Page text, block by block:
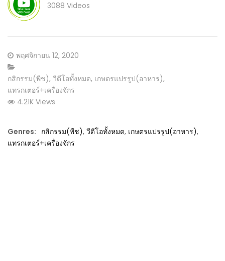
3088 Videos
Posted
on
พฤศจิกายน 12, 2020
กสิกรรม(พืช), วีดีโอทั้งหมด, เกษตรแปรรูป(อาหาร),
แทรกเตอร์+เครื่องจักร
4.21K Views
Genres: กสิกรรม(พืช), วีดีโอทั้งหมด, เกษตรแปรรูป(อาหาร),
แทรกเตอร์+เครื่องจักร